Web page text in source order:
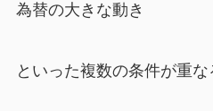
為替の大きな動き
といった複数の条件が重な